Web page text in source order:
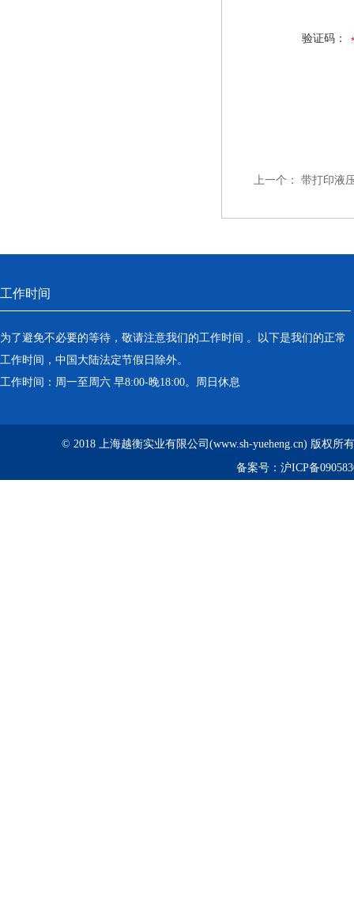
验证码：
上一个： 带打印液
工作时间
为了避免不必要的等待，敬请注意我们的工作时间 。以下是我们的正常
工作时间，中国大陆法定节假日除外。
工作时间：周一至周六 早8:00-晚18:00。周日休息
© 2018 上海越衡实业有限公司(www.sh-yueheng.cn) 版权所
备案号： 沪ICP备